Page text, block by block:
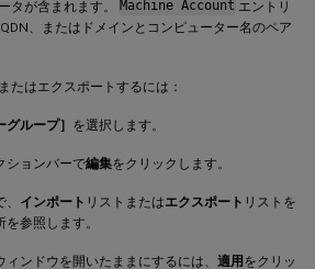
タが含まれます。
Machine Account エントリ
、またはドメインとコンピューター名のペア
たはエクスポートするには：
グループ］ を選択します。
ションバーで編集をクリックします。
インポート リストまたはエクスポート リストを
参照します。
ンドウを開いたままにするには、 適用をクリッ